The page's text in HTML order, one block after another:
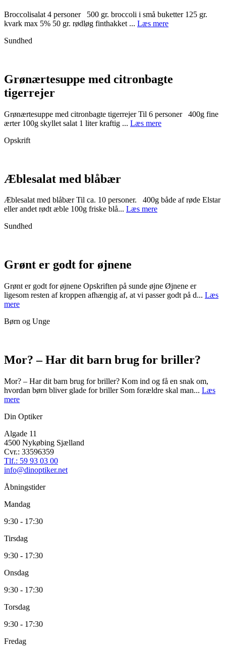
Broccolisalat 4 personer 500 gr. broccoli i små buketter 125 gr.
kvark max 5% 50 gr. rødløg finthakket ... Læs mere
Sundhed
Grønærtesuppe med citronbagte
tigerrejer
Grønærtesuppe med citronbagte tigerrejer Til 6 personer 400g fine
ærter 100g skyllet salat 1 liter kraftig ... Læs mere
Opskrift
Æblesalat med blåbær
Æblesalat med blåbær Til ca. 10 personer. 400g både af røde Elstar
eller andet rødt æble 100g friske blå... Læs mere
Sundhed
Grønt er godt for øjnene
Grønt er godt for øjnene Opskriften på sunde øjne Øjnene er
ligesom resten af kroppen afhængig af, at vi passer godt på d... Læs
mere
Børn og Unge
Mor? – Har dit barn brug for briller?
Mor? – Har dit barn brug for briller? Kom ind og få en snak om,
hvordan børn bliver glade for briller Som forældre skal man... Læs
mere
Din Optiker
Algade 11
4500 Nykøbing Sjælland
Cvr.: 33596359
Tlf.: 59 93 03 00
info@dinoptiker.net
Åbningstider
Mandag
9:30 - 17:30
Tirsdag
9:30 - 17:30
Onsdag
9:30 - 17:30
Torsdag
9:30 - 17:30
Fredag